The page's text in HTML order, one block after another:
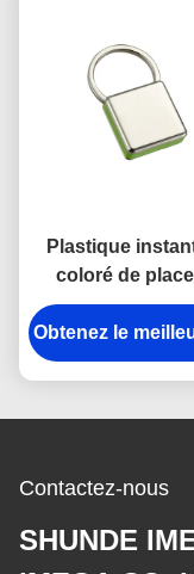
Plastique
coloré de
chaîne
crochet d'anti de
en métal
Obtenez le
Contactez-nous
SHUNDE